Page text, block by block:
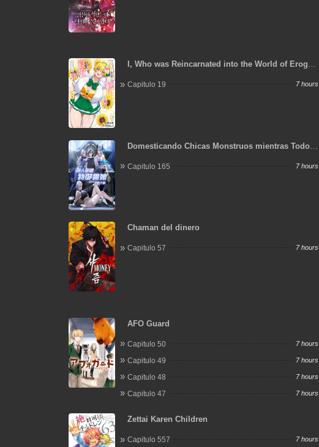
I, Who was Reincarnated into the World of Eroge,
Capitulo 19 7 hours
Domesticando Chicas Monstruos mientras Todos
Capitulo 165 7 hours
Chaman del dinero
Capitulo 57 7 hours
AFO Guard
Capitulo 50 7 hours
Capitulo 49 7 hours
Capitulo 48 7 hours
Capitulo 47 7 hours
Zettai Karen Children
Capitulo 557 7 hours